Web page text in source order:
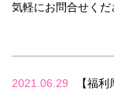
気軽にお問合せくだ
2021.06.29 【福